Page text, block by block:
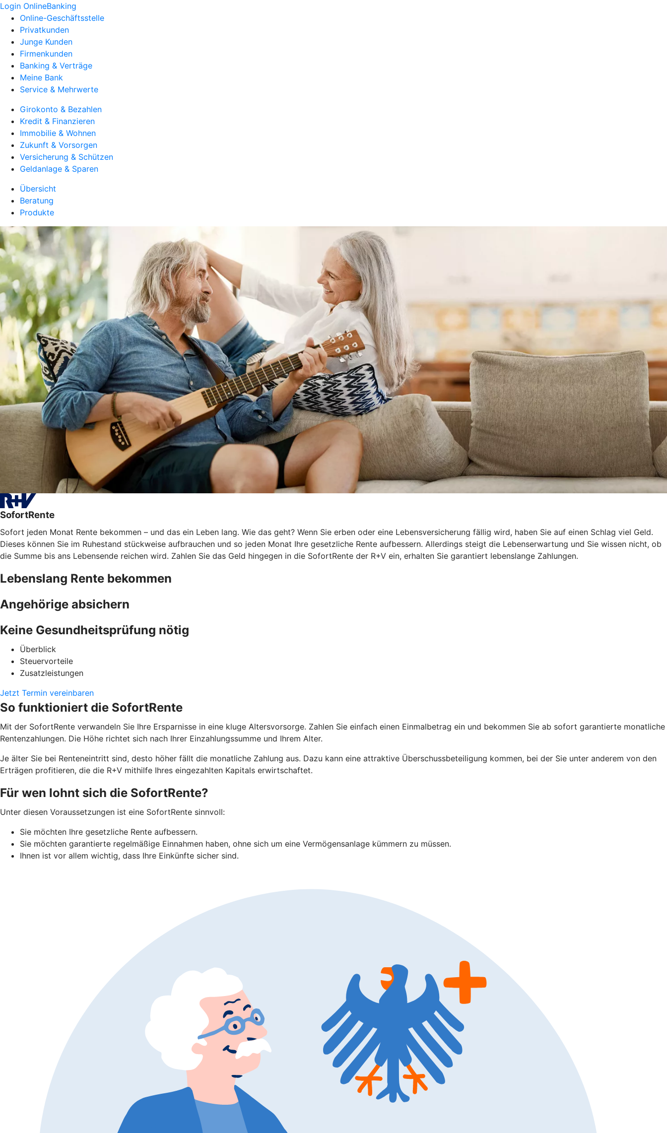
Login OnlineBanking
Online-Geschäftsstelle
Privatkunden
Junge Kunden
Firmenkunden
Banking & Verträge
Meine Bank
Service & Mehrwerte
Girokonto & Bezahlen
Kredit & Finanzieren
Immobilie & Wohnen
Zukunft & Vorsorgen
Versicherung & Schützen
Geldanlage & Sparen
Übersicht
Beratung
Produkte
SofortRente
Sofort jeden Monat Rente bekommen – und das ein Leben lang. Wie das geht? Wenn Sie erben oder eine Lebensversicherung fällig wird, haben Sie auf einen Schlag viel Geld.
Dieses können Sie im Ruhestand stückweise aufbrauchen und so jeden Monat Ihre gesetzliche Rente aufbessern. Allerdings steigt die Lebenserwartung und Sie wissen nicht, ob
die Summe bis ans Lebensende reichen wird. Zahlen Sie das Geld hingegen in die SofortRente der R+V ein, erhalten Sie garantiert lebenslange Zahlungen.
Lebenslang Rente bekommen
Angehörige absichern
Keine Gesundheitsprüfung nötig
Überblick
Steuervorteile
Zusatzleistungen
Jetzt Termin vereinbaren
So funktioniert die SofortRente
Mit der SofortRente verwandeln Sie Ihre Ersparnisse in eine kluge Altersvorsorge. Zahlen Sie einfach einen Einmalbetrag ein und bekommen Sie ab sofort garantierte monatliche
Rentenzahlungen. Die Höhe richtet sich nach Ihrer Einzahlungssumme und Ihrem Alter.
Je älter Sie bei Renteneintritt sind, desto höher fällt die monatliche Zahlung aus. Dazu kann eine attraktive Überschussbeteiligung kommen, bei der Sie unter anderem von den
Erträgen profitieren, die die R+V mithilfe Ihres eingezahlten Kapitals erwirtschaftet.
Für wen lohnt sich die SofortRente?
Unter diesen Voraussetzungen ist eine SofortRente sinnvoll:
Sie möchten Ihre gesetzliche Rente aufbessern.
Sie möchten garantierte regelmäßige Einnahmen haben, ohne sich um eine Vermögensanlage kümmern zu müssen.
Ihnen ist vor allem wichtig, dass Ihre Einkünfte sicher sind.